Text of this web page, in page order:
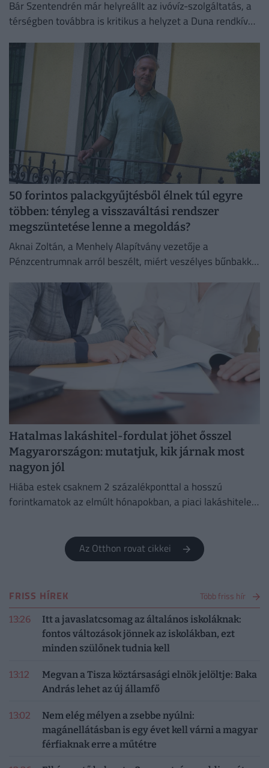
Bár Szentendrén már helyreállt az ivóvíz-szolgáltatás, a
térségben továbbra is kritikus a helyzet a Duna rendkívül
50 forintos palackgyűjtésből élnek túl egyre
többen: tényleg a visszaváltási rendszer
megszüntetése lenne a megoldás?
Aknai Zoltán, a Menhely Alapítvány vezetője a
Pénzcentrumnak arról beszélt, miért veszélyes bűnbakká
Hatalmas lakáshitel-fordulat jöhet ősszel
Magyarországon: mutatjuk, kik járnak most
nagyon jól
Hiába estek csaknem 2 százalékponttal a hosszú
forintkamatok az elmúlt hónapokban, a piaci lakáshitelek
Az Otthon rovat cikkei
FRISS HÍREK Több friss hír
13:26
Itt a javaslatcsomag az általános iskoláknak:
fontos változások jönnek az iskolákban, ezt
minden szülőnek tudnia kell
13:12
Megvan a Tisza köztársasági elnök jelöltje: Baka
András lehet az új államfő
13:02
Nem elég mélyen a zsebbe nyúlni:
magánellátásban is egy évet kell várni a magyar
férfiaknak erre a műtétre